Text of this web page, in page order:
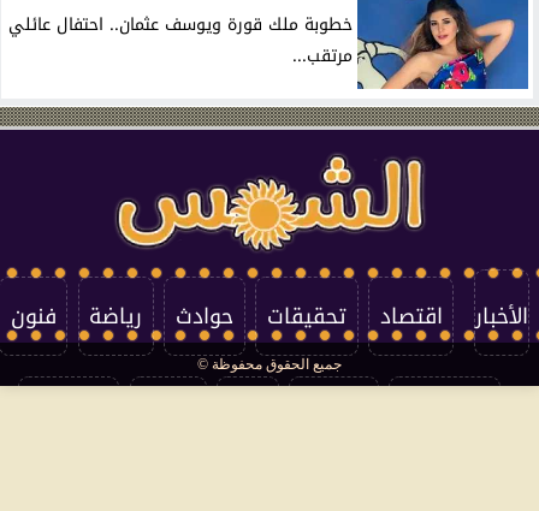
خطوبة ملك قورة ويوسف عثمان.. احتفال عائلي
مرتقب...
الأخبار اقتصاد تحقيقات حوادث رياضة فنون
جميع الحقوق محفوظة ©